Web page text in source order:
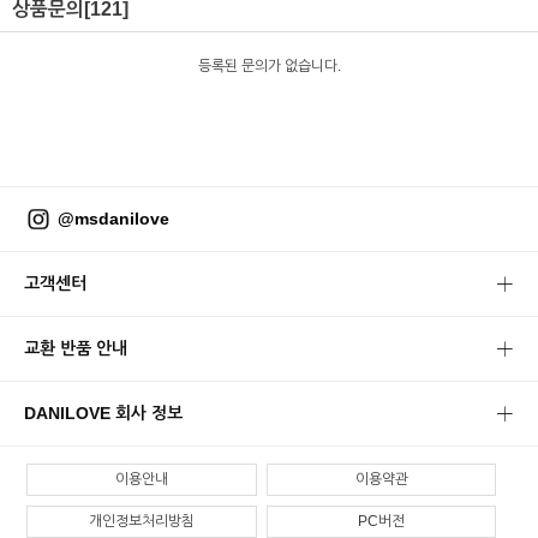
상품문의 [121]
등록된 문의가 없습니다.
@msdanilove
고객센터
교환 반품 안내
DANILOVE 회사 정보
이용안내 이용약관
개인정보처리방침 PC버전